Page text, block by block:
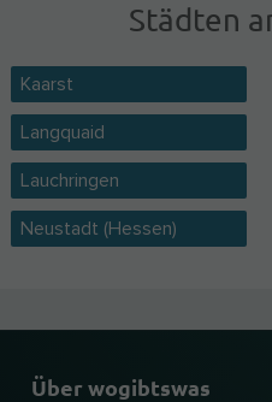
Städten
Kaarst
Langquaid
Lauchringen
Neustadt (Hessen)
Über wogibtswas